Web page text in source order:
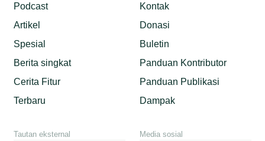
Podcast
Artikel
Spesial
Berita singkat
Cerita Fitur
Terbaru
Kontak
Donasi
Buletin
Panduan Kontributor
Panduan Publikasi
Dampak
Tautan eksternal Media sosial